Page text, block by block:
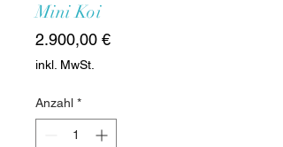
Mini Koi
2.900,00 €Preis
inkl. MwSt.
Anzahl *